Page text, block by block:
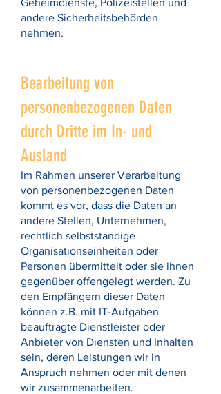
Geheimdienste, Polizeistellen und
andere Sicherheitsbehörden
nehmen.
Bearbeitung von
personenbezogenen Daten
durch Dritte im In- und
Ausland
Im Rahmen unserer Verarbeitung
von personenbezogenen Daten
kommt es vor, dass die Daten an
andere Stellen, Unternehmen,
rechtlich selbstständige
Organisationseinheiten oder
Personen übermittelt oder sie ihnen
gegenüber offengelegt werden. Zu
den Empfängern dieser Daten
können z.B. mit IT-Aufgaben
beauftragte Dienstleister oder
Anbieter von Diensten und Inhalten
sein, deren Leistungen wir in
Anspruch nehmen oder mit denen
wir zusammenarbeiten.